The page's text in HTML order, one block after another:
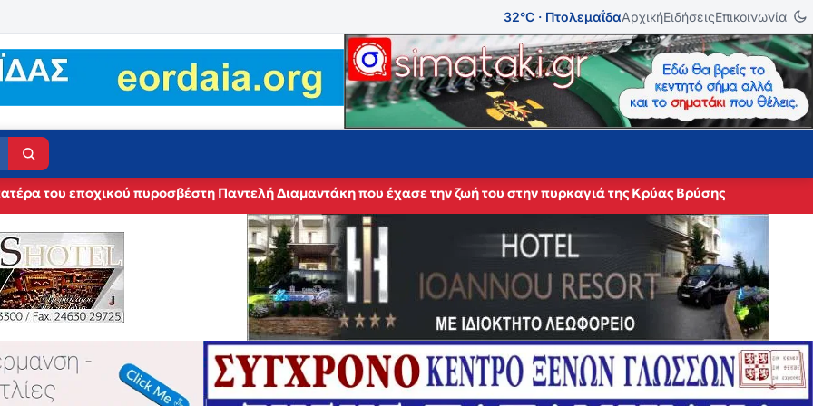
32°C · ΠτολεμαΐδαΑρχικήΕιδήσειςΕπικοινωνία
του εποχικού πυροσβέστη Παντελή Διαμαντάκη που έχασε την ζωή του στην πυρκαγιά της Κρύας Βρύσης